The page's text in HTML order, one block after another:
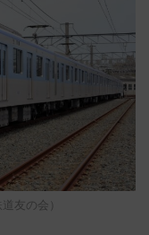
友の会）